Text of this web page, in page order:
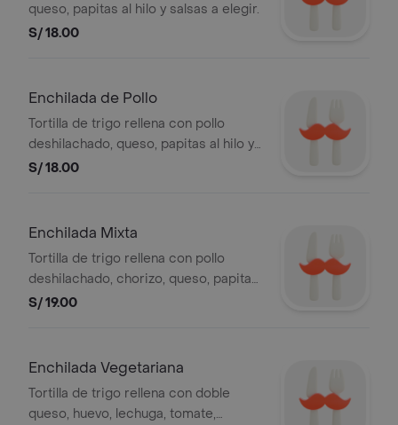
queso, papitas al hilo y salsas a elegir.
S/ 18.00
Enchilada de Pollo
Tortilla de trigo rellena con pollo
deshilachado, queso, papitas al hilo y
salsas a elegir.
S/ 18.00
Enchilada Mixta
Tortilla de trigo rellena con pollo
deshilachado, chorizo, queso, papitas
al hilo y salsas a elegir.
S/ 19.00
Enchilada Vegetariana
Tortilla de trigo rellena con doble
queso, huevo, lechuga, tomate,